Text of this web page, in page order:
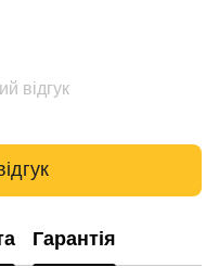
відгук
Гарантія